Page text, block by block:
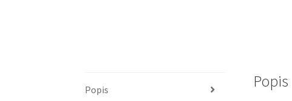
Popis Popis